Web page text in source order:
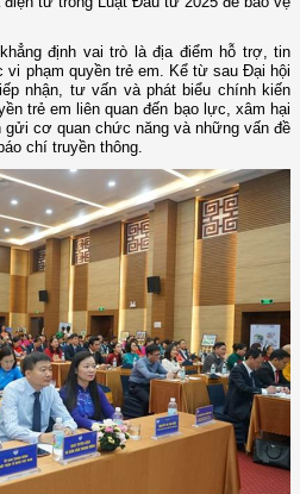
định vai trò là địa điểm hỗ trợ, tin
vi phạm quyền trẻ em. Kể từ sau Đại hội
nhận, tư vấn và phát biểu chính kiến
trẻ em liên quan đến bạo lực, xâm hại
cơ quan chức năng và những vấn đề
chí truyền thông.